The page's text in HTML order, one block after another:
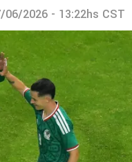
06/2026 - 13:22hs CST